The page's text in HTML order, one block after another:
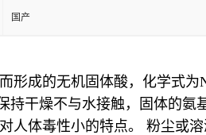
国产
形成的无机固体酸，化学式
干燥不与水接触，固体的
人体毒性小的特点。 粉尘或